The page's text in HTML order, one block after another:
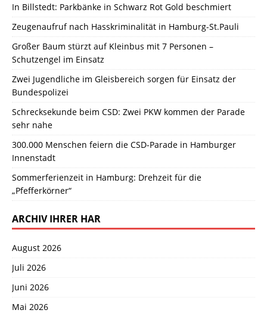
In Billstedt: Parkbänke in Schwarz Rot Gold beschmiert
Zeugenaufruf nach Hasskriminalität in Hamburg-St.Pauli
Großer Baum stürzt auf Kleinbus mit 7 Personen –
Schutzengel im Einsatz
Zwei Jugendliche im Gleisbereich sorgen für Einsatz der
Bundespolizei
Schrecksekunde beim CSD: Zwei PKW kommen der Parade
sehr nahe
300.000 Menschen feiern die CSD-Parade in Hamburger
Innenstadt
Sommerferienzeit in Hamburg: Drehzeit für die
„Pfefferkörner“
ARCHIV IHRER HAR
August 2026
Juli 2026
Juni 2026
Mai 2026